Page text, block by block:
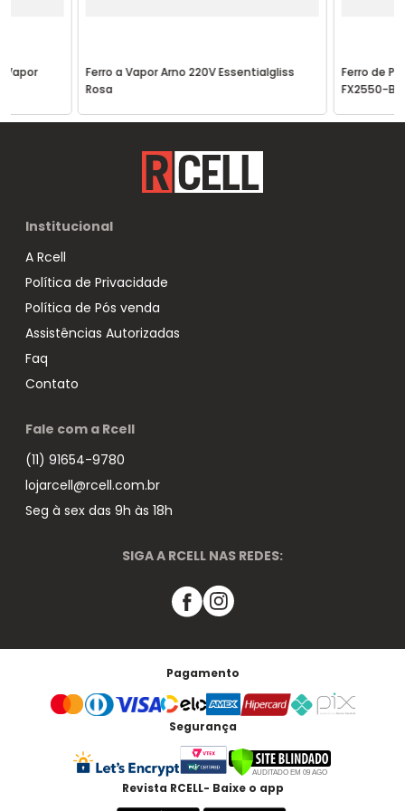
Vapor
Ferro a Vapor Arno 220V Essentialgliss
Rosa
Ferro de
FX2550-B2
Institucional
A Rcell
Política de Privacidade
Política de Pós venda
Assistências Autorizadas
Faq
Contato
Fale com a Rcell
(11) 91654-9780
lojarcell@rcell.com.br
Seg à sex das 9h às 18h
SIGA A RCELL NAS REDES:
Pagamento
Segurança
Revista RCELL- Baixe o app